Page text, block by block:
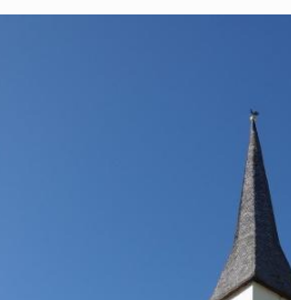
umanistiche, Religione
REDAZIONE